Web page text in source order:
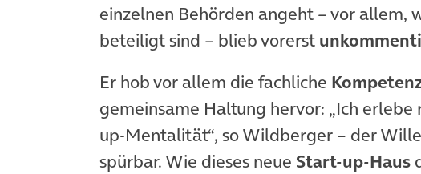
einzelnen Behörden angeht – vor allem,
beteiligt sind – blieb vorerst
Er hob vor allem die fachliche
gemeinsame Haltung hervor: „Ich
up-Mentalität“, so Wildberger – der
spürbar. Wie dieses neue Start-up-Haus